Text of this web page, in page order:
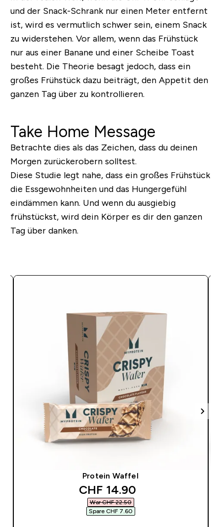
und der Snack-Schrank nur einen Meter entfernt
ist, wird es vermutlich schwer sein, einem Snack
zu widerstehen. Vor allem, wenn das Frühstück
nur aus einer Banane und einer Scheibe Toast
besteht. Die Theorie besagt jedoch, dass ein
großes Frühstück dazu beiträgt, den Appetit den
ganzen Tag über zu kontrollieren.
Take Home Message
Betrachte dies als das Zeichen, dass du deinen
Morgen zurückerobern solltest.
Diese Studie legt nahe, dass ein großes Frühstück
die Essgewohnheiten und das Hungergefühl
eindämmen kann. Und wenn du ausgiebig
frühstückst, wird dein Körper es dir den ganzen
Tag über danken.
Protein Waffel
discounted price
CHF 14.90‎
War CHF 22.50‎
Spare CHF 7.60‎